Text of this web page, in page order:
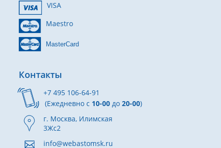
VISA
Maestro
MasterCard
Контакты
+7 495 106-64-91
(Ежедневно с 10-00 до 20-00)
г. Москва, Илимская
3Жс2
info@webastomsk.ru